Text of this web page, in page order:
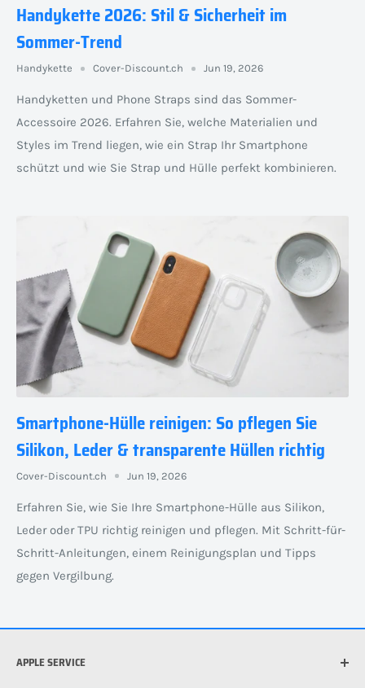
Handykette 2026: Stil & Sicherheit im
Sommer-Trend
Handykette Cover-Discount.ch Jun 19, 2026
Handyketten und Phone Straps sind das Sommer-
Accessoire 2026. Erfahren Sie, welche Materialien und
Styles im Trend liegen, wie ein Strap Ihr Smartphone
schützt und wie Sie Strap und Hülle perfekt kombinieren.
Smartphone-Hülle reinigen: So pflegen Sie
Silikon, Leder & transparente Hüllen richtig
Cover-Discount.ch Jun 19, 2026
Erfahren Sie, wie Sie Ihre Smartphone-Hülle aus Silikon,
Leder oder TPU richtig reinigen und pflegen. Mit Schritt-für-
Schritt-Anleitungen, einem Reinigungsplan und Tipps
gegen Vergilbung.
APPLE SERVICE